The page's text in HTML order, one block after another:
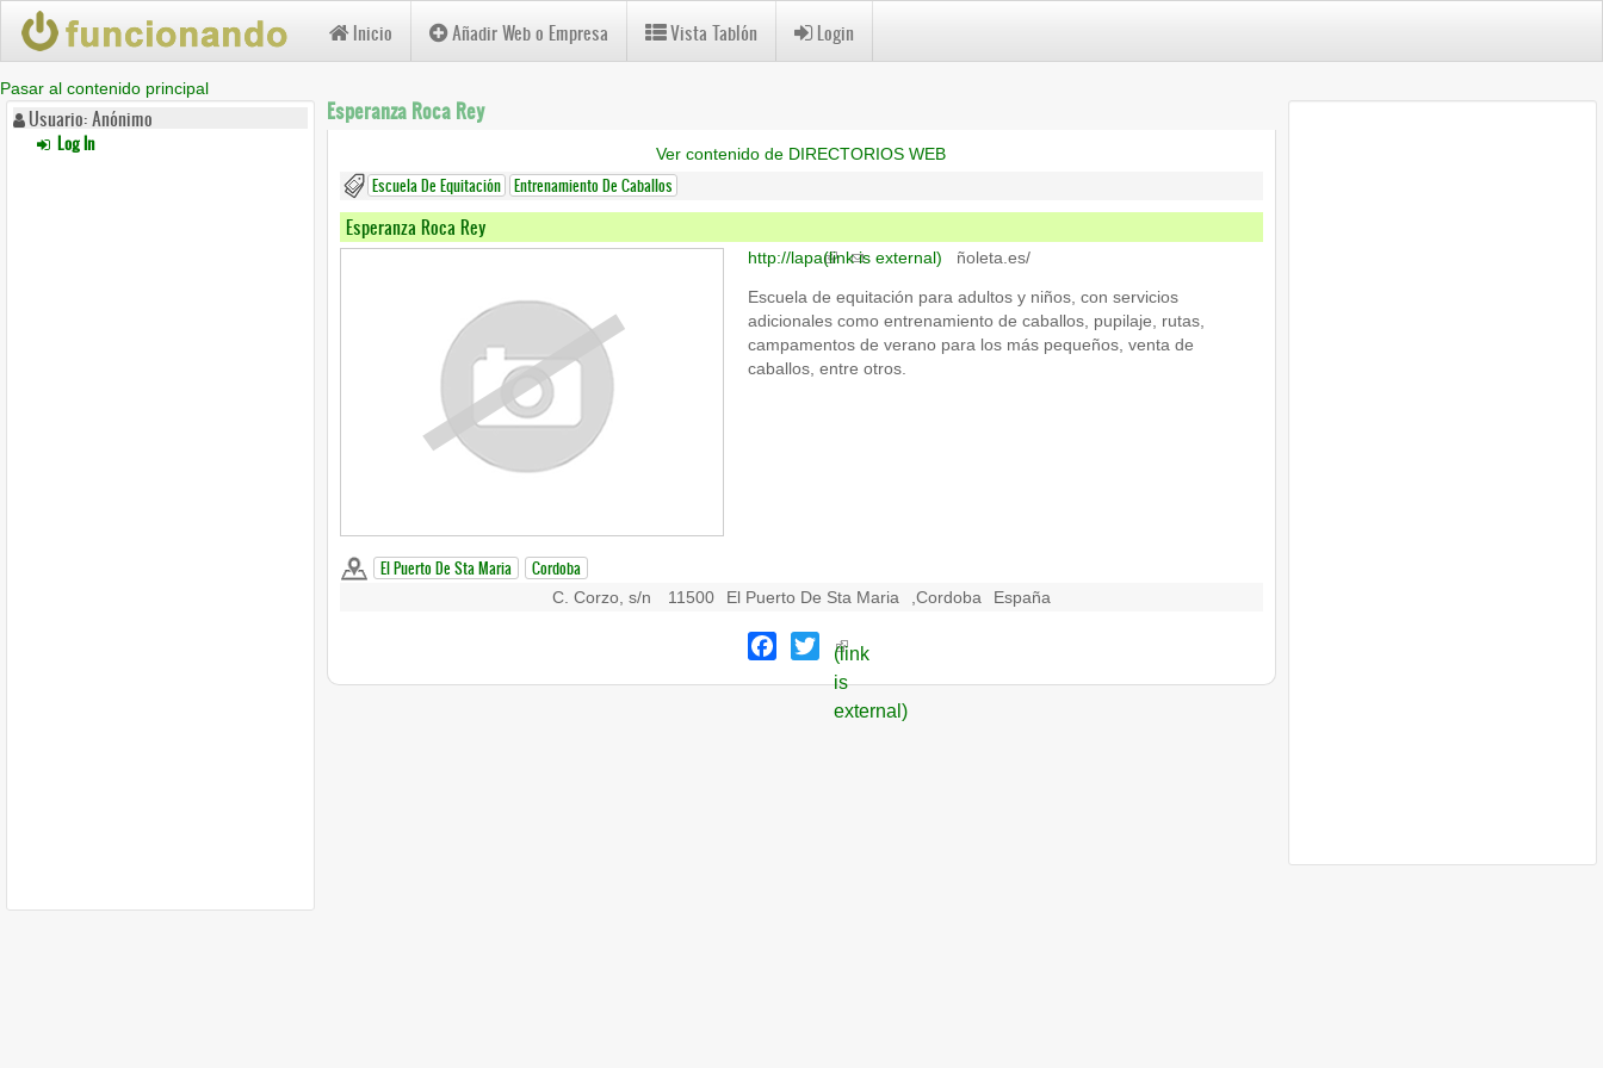
Pasar al contenido principal
Inicio Añadir Web o Empresa Vista Tablón Login
Usuario: Anónimo
Log In
Esperanza Roca Rey
Ver contenido de DIRECTORIOS WEB
Escuela De Equitación Entrenamiento De Caballos
Esperanza Roca Rey
http://lapa(link is external) ñoleta.es/
Escuela de equitación para adultos y niños, con servicios
adicionales como entrenamiento de caballos, pupilaje, rutas,
campamentos de verano para los más pequeños, venta de
caballos, entre otros.
El Puerto De Sta Maria Cordoba
C. Corzo, s/n 11500 El Puerto De Sta Maria Cordoba España
Facebook
Twitter
(link
is
external)